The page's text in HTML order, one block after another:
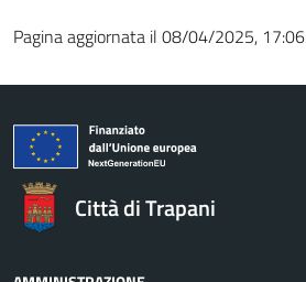
Pagina aggiornata il 08/04/2025, 17:06
Città di Trapani